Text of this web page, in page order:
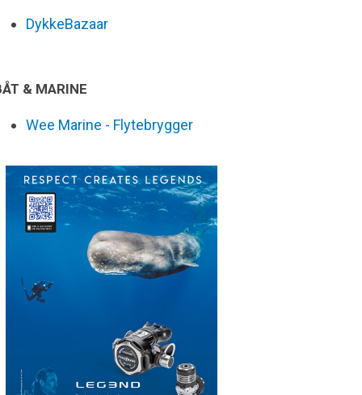
DykkeBazaar
& MARINE
Wee Marine - Flytebrygger